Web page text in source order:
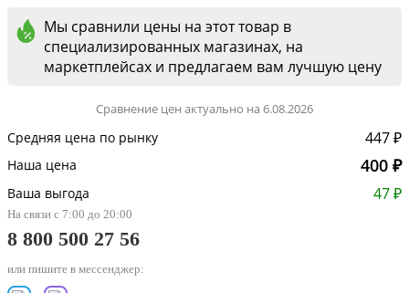
Мы сравнили цены на этот товар в
специализированных магазинах, на
маркетплейсах и предлагаем вам лучшую цену
Сравнение цен актуально на 6.08.2026
Средняя цена по рынку 447 ₽
Наша цена 400 ₽
Ваша выгода 47 ₽
На связи с 7:00 до 20:00
8 800 500 27 56
или пишите в мессенджер: